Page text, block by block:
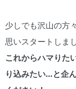
少しでも沢山の方
思いスタートしまし
これからハマりた
り込みたい…と企